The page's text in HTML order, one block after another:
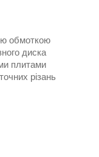
обмоткою
диска
плитами
різань